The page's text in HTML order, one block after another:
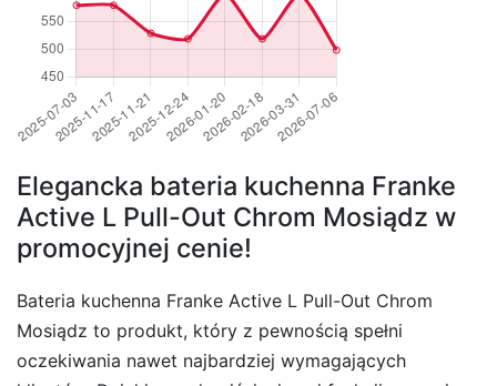
Elegancka bateria kuchenna Franke
Active L Pull-Out Chrom Mosiądz w
promocyjnej cenie!
Bateria kuchenna Franke Active L Pull-Out Chrom
Mosiądz to produkt, który z pewnością spełni
oczekiwania nawet najbardziej wymagających